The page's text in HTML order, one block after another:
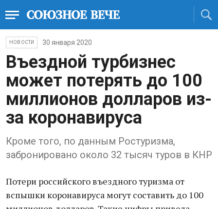
НОВОСТИ 30 января 2020
Въездной турбизнес
может потерять до 100
миллионов долларов из-
за коронавируса
Кроме того, по данным Ростуризма,
забронировано около 32 тысяч туров в КНР
Потери российского въездного туризма от
вспышки коронавируса могут составить до 100